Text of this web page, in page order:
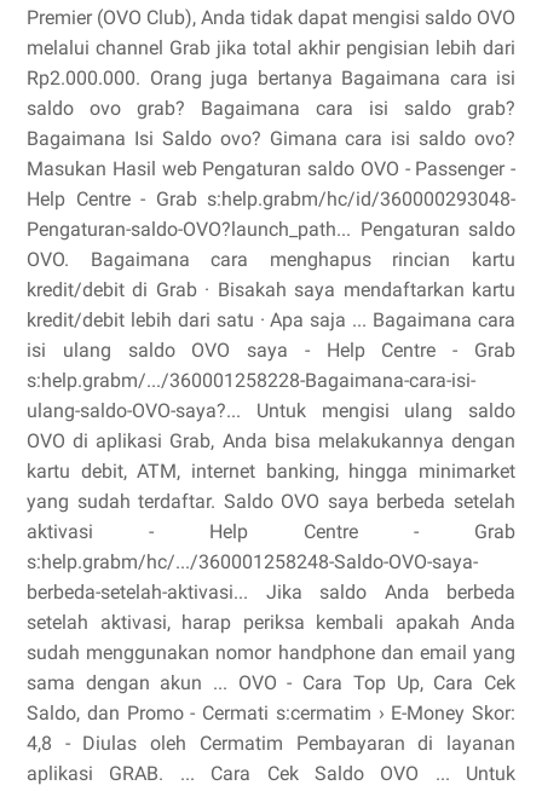
Premier (OVO Club), Anda tidak dapat mengisi saldo OVO
melalui channel Grab jika total akhir pengisian lebih dari
Rp2.000.000. Orang juga bertanya Bagaimana cara isi
saldo ovo grab? Bagaimana cara isi saldo grab?
Bagaimana Isi Saldo ovo? Gimana cara isi saldo ovo?
Masukan Hasil web Pengaturan saldo OVO - Passenger -
Help Centre - Grab s:help.grabm/hc/id/360000293048-
Pengaturan-saldo-OVO?launch_path... Pengaturan saldo
OVO. Bagaimana cara menghapus rincian kartu
kredit/debit di Grab · Bisakah saya mendaftarkan kartu
kredit/debit lebih dari satu · Apa saja ... Bagaimana cara
isi ulang saldo OVO saya - Help Centre - Grab
s:help.grabm/.../360001258228-Bagaimana-cara-isi-
ulang-saldo-OVO-saya?... Untuk mengisi ulang saldo
OVO di aplikasi Grab, Anda bisa melakukannya dengan
kartu debit, ATM, internet banking, hingga minimarket
yang sudah terdaftar. Saldo OVO saya berbeda setelah
aktivasi - Help Centre - Grab
s:help.grabm/hc/.../360001258248-Saldo-OVO-saya-
berbeda-setelah-aktivasi... Jika saldo Anda berbeda
setelah aktivasi, harap periksa kembali apakah Anda
sudah menggunakan nomor handphone dan email yang
sama dengan akun ... OVO - Cara Top Up, Cara Cek
Saldo, dan Promo - Cermati s:cermatim › E-Money Skor:
4,8 - ‎Diulas oleh Cermatim Pembayaran di layanan
aplikasi GRAB. ... Cara Cek Saldo OVO ... Untuk